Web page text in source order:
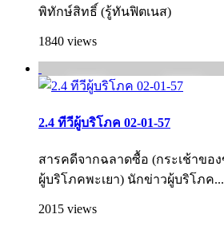
พิทักษ์สิทธิ์ (รู้ทันฟิตเนส)
1840 views
2.4 ทีวีผู้บริโภค 02-01-57
สารคดีจากฉลาดซื้อ (กระเช้าขอ
ผู้บริโภคพะเยา) นักข่าวผู้บริโภค...
2015 views